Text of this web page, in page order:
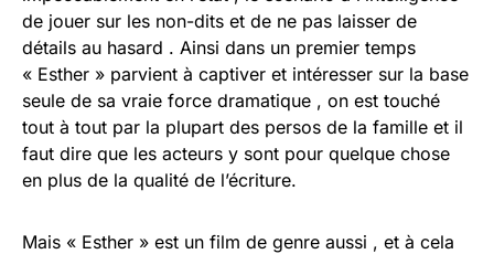
de jouer sur les non-dits et de ne pas laisser de
détails au hasard . Ainsi dans un premier temps
« Esther » parvient à captiver et intéresser sur la base
seule de sa vraie force dramatique , on est touché
tout à tout par la plupart des persos de la famille et il
faut dire que les acteurs y sont pour quelque chose
en plus de la qualité de l’écriture.
Mais « Esther » est un film de genre aussi , et à cela